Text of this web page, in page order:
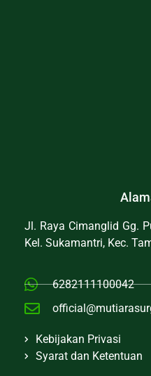
Jl. Raya Cimanglid Gg.
Kel. Sukamantri, Kec.
6282111100042
Kebijakan Privasi
Syarat dan Ketentuan